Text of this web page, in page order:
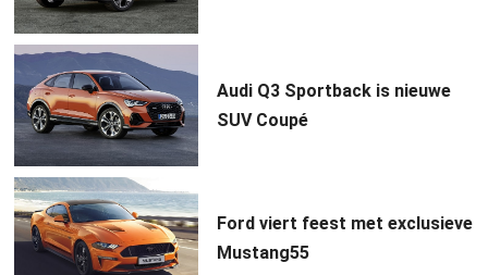
Audi Q3 Sportback is nieuwe
SUV Coupé
Ford viert feest met exclusieve
Mustang55